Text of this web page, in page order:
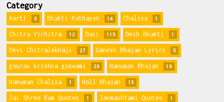
Category
Aarti 6 Bhakti Kathayen 14 Chalisa 1
Chitra Vichitra 12 Dasi 115 Desh Bhakti 1
Devi Chitralekhaji 27 Ganesh Bhajan Lyrics 5
gaurav krishna goswami 26 Hanuman Bhajan 19
Hanuman Chalisa 1 Holi Bhajan 15
Jai Shree Ram Quotes 1 Janmashtami Quotes 1